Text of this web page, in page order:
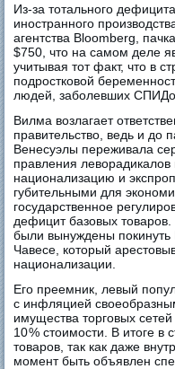
Из-за тотального
иностранного
агентства Bloomberg,
$750, что на самом деле
учитывая тот факт, что в
подростковой
людей, заболевших
Вилма возлагает
правительство, ведь и до
Венесуэлы переживала
правления
национализацию и
губительными для
государственное
дефицит базовых
были вынуждены покинуть
Чавесе, который
национализации.
Его преемник, левый
с инфляцией
имущества торговых
10 % стоимости. В итоге
товаров, так как даже
момент быть объявлен